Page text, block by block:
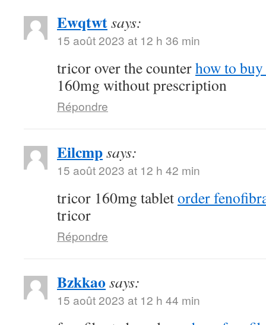
Ewqtwtsays:
15 août 2023 at 12 h 36 min
tricor over the counterhow to
160mg without prescription
Répondre
Eilcmpsays:
15 août 2023 at 12 h 42 min
tricor 160mg tabletorder
tricor
Répondre
Bzkkao says:
15 août 2023 at 12 h 44 min